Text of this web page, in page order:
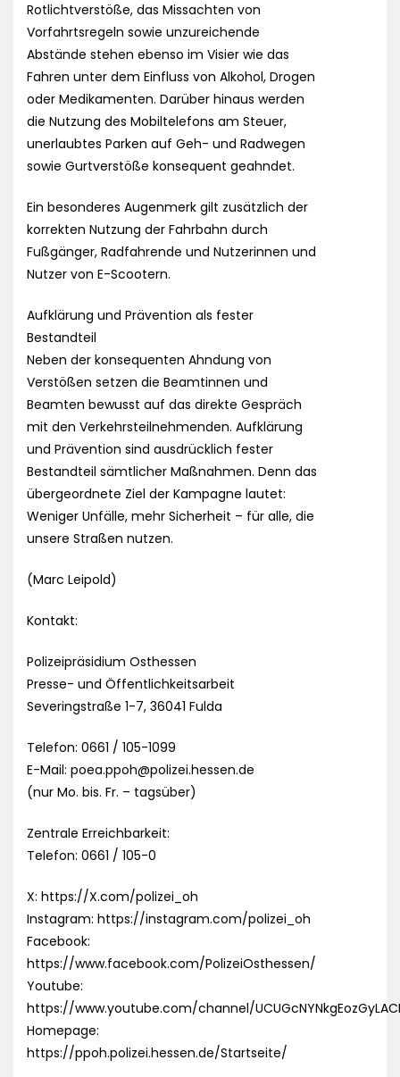
Rotlichtverstöße, das Missachten von
Vorfahrtsregeln sowie unzureichende
Abstände stehen ebenso im Visier wie das
Fahren unter dem Einfluss von Alkohol, Drogen
oder Medikamenten. Darüber hinaus werden
die Nutzung des Mobiltelefons am Steuer,
unerlaubtes Parken auf Geh- und Radwegen
sowie Gurtverstöße konsequent geahndet.
Ein besonderes Augenmerk gilt zusätzlich der
korrekten Nutzung der Fahrbahn durch
Fußgänger, Radfahrende und Nutzerinnen und
Nutzer von E-Scootern.
Aufklärung und Prävention als fester
Bestandteil
Neben der konsequenten Ahndung von
Verstößen setzen die Beamtinnen und
Beamten bewusst auf das direkte Gespräch
mit den Verkehrsteilnehmenden. Aufklärung
und Prävention sind ausdrücklich fester
Bestandteil sämtlicher Maßnahmen. Denn das
übergeordnete Ziel der Kampagne lautet:
Weniger Unfälle, mehr Sicherheit – für alle, die
unsere Straßen nutzen.
(Marc Leipold)
Kontakt:
Polizeipräsidium Osthessen
Presse- und Öffentlichkeitsarbeit
Severingstraße 1-7, 36041 Fulda
Telefon: 0661 / 105-1099
E-Mail: poea.ppoh@polizei.hessen.de
(nur Mo. bis. Fr. – tagsüber)
Zentrale Erreichbarkeit:
Telefon: 0661 / 105-0
X: https://X.com/polizei_oh
Instagram: https://instagram.com/polizei_oh
Facebook:
https://www.facebook.com/PolizeiOsthessen/
Youtube:
https://www.youtube.com/channel/
Homepage:
https://ppoh.polizei.hessen.de/Startseite/